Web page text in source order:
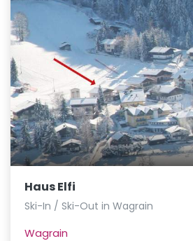
Haus Elfi
Ski-In / Ski-Out in Wagrain
Wagrain